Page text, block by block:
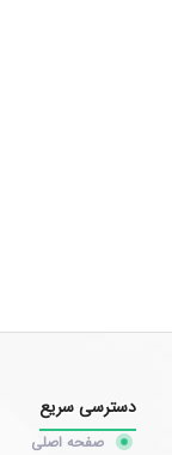
دسترسی سریع
صفحه اصلی